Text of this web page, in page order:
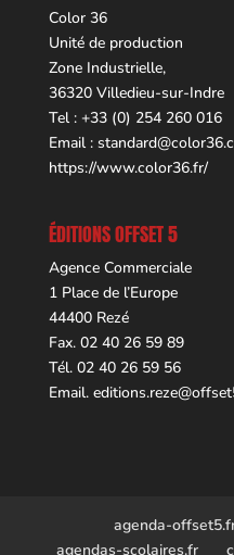
Color 36
Unité de production
Zone Industrielle,
36320 Villedieu-sur-Indre
Tel : +33 (0) 254 260 016
Email :
https://www.color36.fr/
ÉDITIONS OFFSET 5
Agence Commerciale
1 Place de l’Europe
44400 Rezé
Fax. 02 40 26 59 89
Tél. 02 40 26 59 56
Email.
agenda-
agendas-scolaires.fr